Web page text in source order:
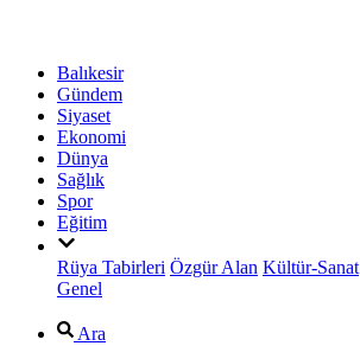
Balıkesir
Gündem
Siyaset
Ekonomi
Dünya
Sağlık
Spor
Eğitim
Rüya Tabirleri Özgür Alan Kültür-Sanat
Genel
Ara